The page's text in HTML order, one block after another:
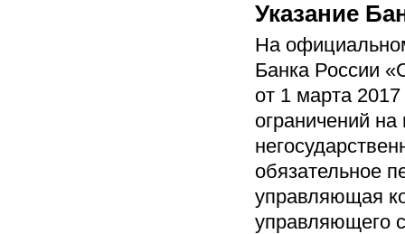
Указание
На
Банка России
от 1 марта
ограничений
обязательное
управляющая
управляющего